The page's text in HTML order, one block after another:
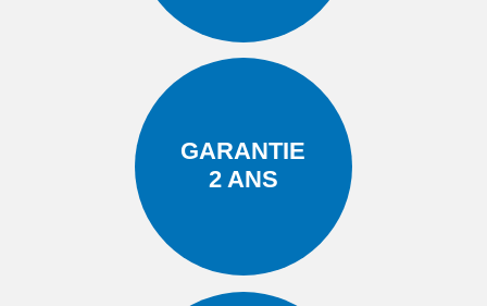
GARANTIE
2 ANS